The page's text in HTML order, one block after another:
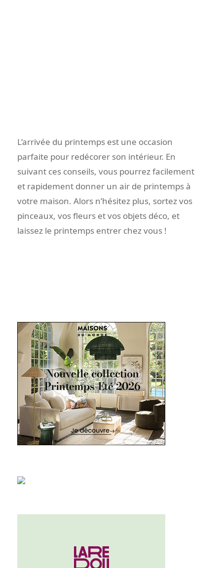
L’arrivée du printemps est une occasion
parfaite pour redécorer son intérieur. En
suivant ces conseils, vous pourrez facilement
et rapidement donner un air de printemps à
votre maison. Alors n’hésitez plus, sortez vos
pinceaux, vos fleurs et vos objets déco, et
laissez le printemps entrer chez vous !